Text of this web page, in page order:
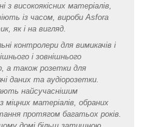
з високоякісних матеріалів,
із часом, вироби Asfora
як і на вигляд.
контролери для вимикачів і
і зовнішнього
а також розетки для
даних та аудіорозетки.
найсучаснішим
матеріалів, обраних
протягом багатьох років.